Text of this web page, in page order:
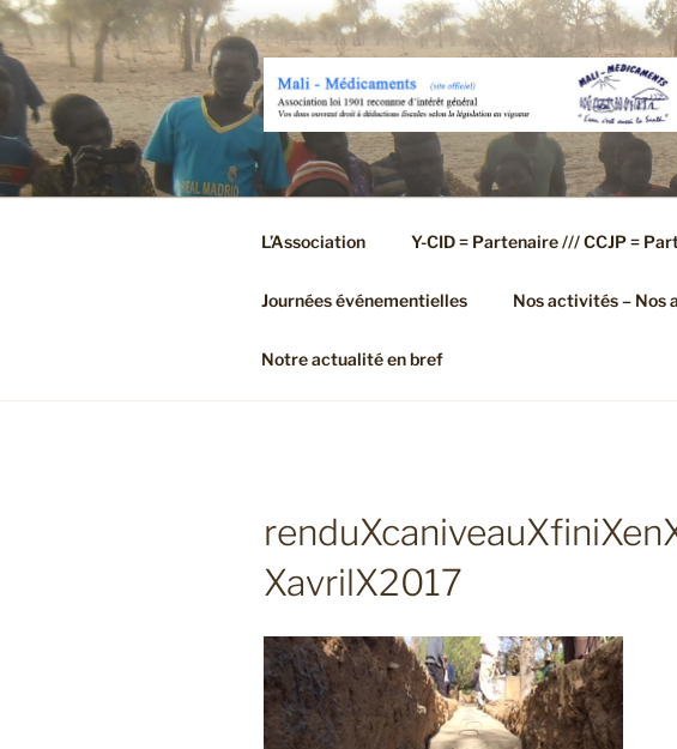
Aller
au
contenu
principal
L’Association Y-CID = Partenaire /// CCJP =
Journées événementielles Nos activités – Nos
Notre actualité en bref
XavrilX2017